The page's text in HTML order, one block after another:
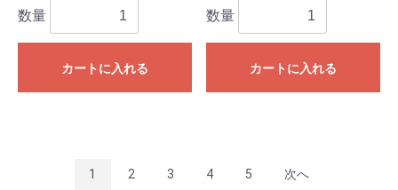
数量
カートに入れる
数量
カートに入れる
1 2 3 4 5 次へ